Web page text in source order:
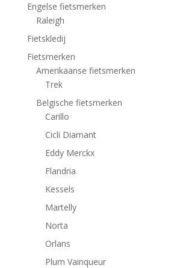
Engelse fietsmerken
Raleigh
Fietskledij
Fietsmerken
Amerikaanse fietsmerken
Trek
Belgische fietsmerken
Carillo
Cicli Diamant
Eddy Merckx
Flandria
Kessels
Martelly
Norta
Orlans
Plum Vainqueur